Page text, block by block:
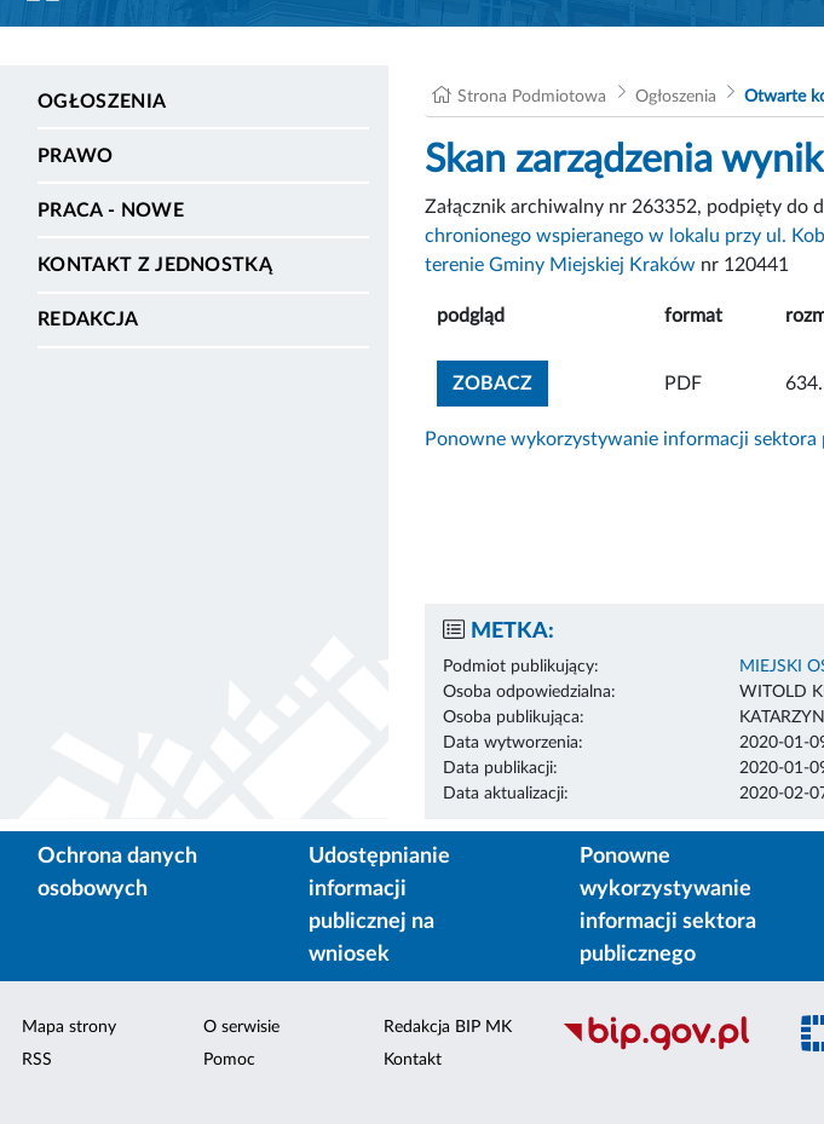
OGŁOSZENIA
PRAWO
PRACA - NOWE
KONTAKT Z JEDNOSTKĄ
REDAKCJA
Strona Podmiotowa Ogłoszenia Otwarte
Skan zarządzenia
Załącznik archiwalny nr 263352, podpięty do
chronionego wspieranego w lokalu przy ul.
terenie Gminy Miejskiej Kraków nr 120441
podgląd format
ZOBACZZOBACZ ZAŁĄCZNIK
PDF
Ponowne wykorzystywanie informacji sektora
METKA:
Podmiot publikujący:
MIEJSKI
Osoba odpowiedzialna:
WITOLD
Osoba publikująca:
Data wytworzenia:
2020-01-
Data publikacji:
2020-01-
Data aktualizacji:
2020-02-
Ochrona danych
osobowych
Udostępnianie
informacji
publicznej na
wniosek
Ponowne
wykorzystywanie
informacji sektora
publicznego
Mapa strony
RSS
O serwisie
Pomoc
Redakcja BIP MK
Kontakt